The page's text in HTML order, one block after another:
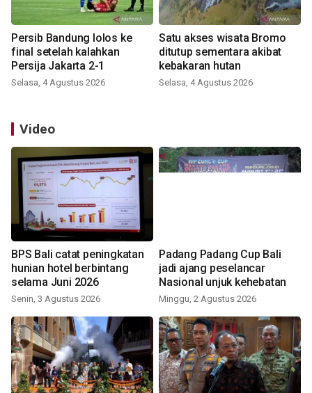
Persib Bandung lolos ke
final setelah kalahkan
Persija Jakarta 2-1
Selasa, 4 Agustus 2026
Satu akses wisata Bromo
ditutup sementara akibat
kebakaran hutan
Selasa, 4 Agustus 2026
Video
BPS Bali catat peningkatan
hunian hotel berbintang
selama Juni 2026
Senin, 3 Agustus 2026
Padang Padang Cup Bali
jadi ajang peselancar
Nasional unjuk kehebatan
Minggu, 2 Agustus 2026